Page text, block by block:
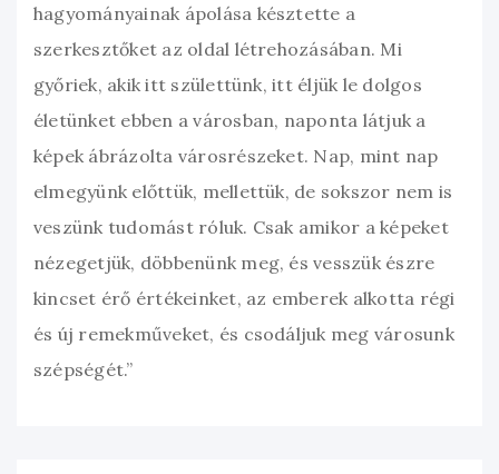
hagyományainak ápolása késztette a
szerkesztőket az oldal létrehozásában. Mi
győriek, akik itt születtünk, itt éljük le dolgos
életünket ebben a városban, naponta látjuk a
képek ábrázolta városrészeket. Nap, mint nap
elmegyünk előttük, mellettük, de sokszor nem is
veszünk tudomást róluk. Csak amikor a képeket
nézegetjük, döbbenünk meg, és vesszük észre
kincset érő értékeinket, az emberek alkotta régi
és új remekműveket, és csodáljuk meg városunk
szépségét.”